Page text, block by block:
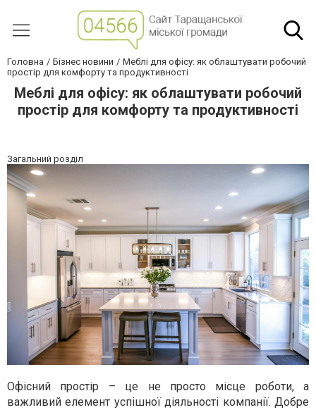
Головна Бізнес новини
Меблі для офісу: як облаштувати робочий
простір для комфорту та продуктивності
Меблі для офісу: як облаштувати робочий
простір для комфорту та продуктивності
Загальний розділ
Офісний простір – це не просто місце роботи, а
важливий елемент успішної діяльності компанії. Добре